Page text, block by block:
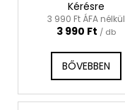
Kérésre
3 990 Ft ÁFA nélkül
3 990 Ft / db
BŐVEBBEN